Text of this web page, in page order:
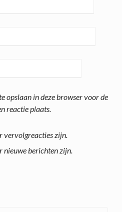
opslaan in deze browser voor de
reactie plaats.
vervolgreacties zijn.
nieuwe berichten zijn.